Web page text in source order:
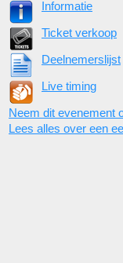
Informatie
Ticket verkoop
Deelnemerslijst
Live timing
Neem dit evenement
Lees alles over een